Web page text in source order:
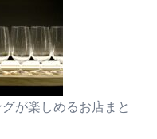
が楽しめるお店まと